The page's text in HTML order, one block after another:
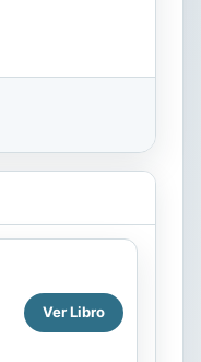
Ver Libro